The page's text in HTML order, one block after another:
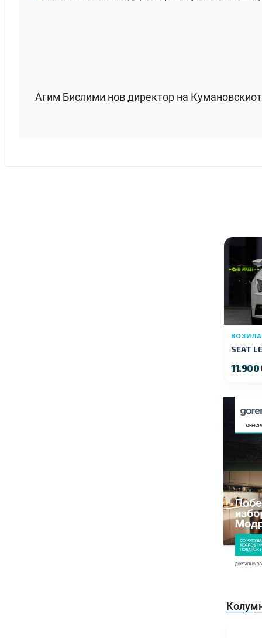
Агим Бислими нов директор на Кумановскиот
ВОЗИЛА
SEAT
11.900